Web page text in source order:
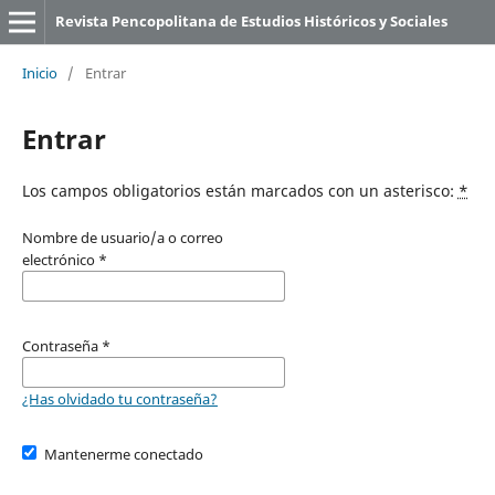
Revista Pencopolitana de Estudios Históricos y Sociales
Inicio / Entrar
Entrar
Los campos obligatorios están marcados con un asterisco: *
Nombre de usuario/a o correo
electrónico *
Contraseña *
¿Has olvidado tu contraseña?
Mantenerme conectado